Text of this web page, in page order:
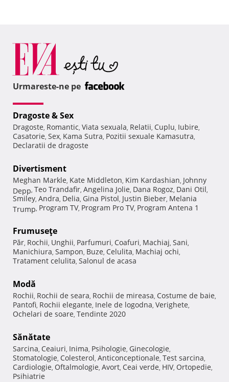
Urmareste-ne pe
Dragoste & Sex
Dragoste, Romantic, Viata sexuala, Relatii, Cuplu, Iubire,
Casatorie, Sex, Kama Sutra, Pozitii sexuale Kamasutra,
Declaratii de dragoste
Divertisment
Meghan Markle, Kate Middleton, Kim Kardashian, Johnny
Depp, Teo Trandafir, Angelina Jolie, Dana Rogoz, Dani Otil,
Smiley, Andra, Delia, Gina Pistol, Justin Bieber, Melania
Trump, Program TV, Program Pro TV, Program Antena 1
Frumuseţe
Păr, Rochii, Unghii, Parfumuri, Coafuri, Machiaj, Sani,
Manichiura, Sampon, Buze, Celulita, Machiaj ochi,
Tratament celulita, Salonul de acasa
Modă
Rochii, Rochii de seara, Rochii de mireasa, Costume de baie,
Pantofi, Rochii elegante, Inele de logodna, Verighete,
Ochelari de soare, Tendinte 2020
Sănătate
Sarcina, Ceaiuri, Inima, Psihologie, Ginecologie,
Stomatologie, Colesterol, Anticonceptionale, Test sarcina,
Cardiologie, Oftalmologie, Avort, Ceai verde, HIV, Ortopedie,
Psihiatrie